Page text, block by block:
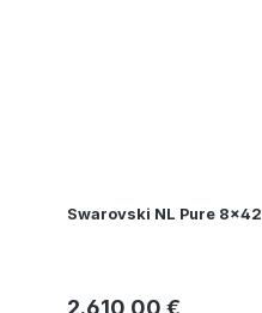
Swarovski NL Pure 8x42
Regulärer Preis:
2.610,00 €